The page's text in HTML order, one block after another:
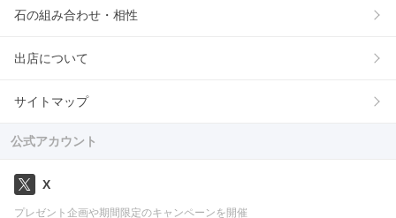
石の組み合わせ・相性
出店について
サイトマップ
公式アカウント
X
プレゼント企画や期間限定のキャンペーンを開催